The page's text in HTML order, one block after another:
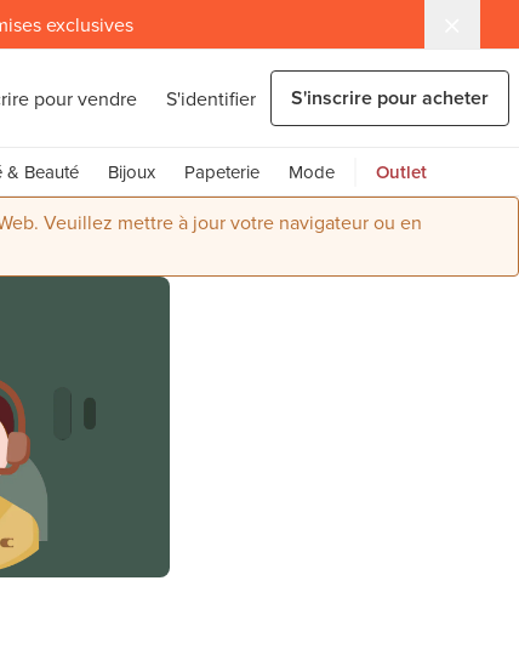
exclusives
pour vendre S'identifier S'inscrire pour acheter
& Beauté Bijoux Papeterie Mode Outlet
Veuillez mettre à jour votre navigateur ou en